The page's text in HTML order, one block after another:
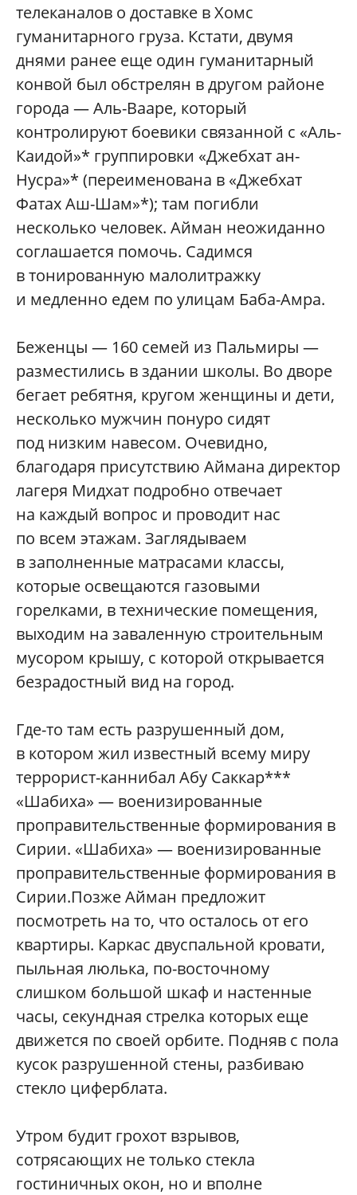
телеканалов о доставке в Хомс
гуманитарного груза. Кстати, двумя
днями ранее еще один гуманитарный
конвой был обстрелян в другом районе
города — Аль-Вааре, который
контролируют боевики связанной с «Аль-
Каидой»* группировки «Джебхат ан-
Нусра»* (переименована в «Джебхат
Фатах Аш-Шам»*); там погибли
несколько человек. Айман неожиданно
соглашается помочь. Садимся
в тонированную малолитражку
и медленно едем по улицам Баба-Амра.
Беженцы — 160 семей из Пальмиры —
разместились в здании школы. Во дворе
бегает ребятня, кругом женщины и дети,
несколько мужчин понуро сидят
под низким навесом. Очевидно,
благодаря присутствию Аймана директор
лагеря Мидхат подробно отвечает
на каждый вопрос и проводит нас
по всем этажам. Заглядываем
в заполненные матрасами классы,
которые освещаются газовыми
горелками, в технические помещения,
выходим на заваленную строительным
мусором крышу, с которой открывается
безрадостный вид на город.
Где-то там есть разрушенный дом,
в котором жил известный всему миру
террорист-каннибал Абу Саккар***
«Шабиха» — военизированные
проправительственные формирования в
Сирии. «Шабиха» — военизированные
проправительственные формирования в
Сирии.Позже Айман предложит
посмотреть на то, что осталось от его
квартиры. Каркас двуспальной кровати,
пыльная люлька, по-восточному
слишком большой шкаф и настенные
часы, секундная стрелка которых еще
движется по своей орбите. Подняв с пола
кусок разрушенной стены, разбиваю
стекло циферблата.
Утром будит грохот взрывов,
сотрясающих не только стекла
гостиничных окон, но и вполне